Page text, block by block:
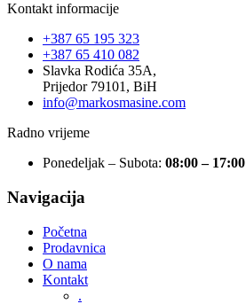
Kontakt informacije
+387 65 195 323
+387 65 410 082
Slavka Rodića 35A,
Prijedor 79101, BiH
info@markosmasine.com
Radno vrijeme
Ponedeljak – Subota: 08:00 – 17:00
Navigacija
Početna
Prodavnica
O nama
Kontakt
.